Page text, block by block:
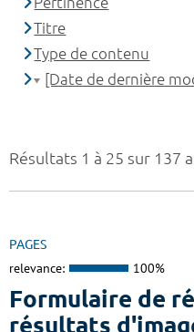
Résultats 1 à 25 sur 137
PAGES
relevance: 100%
Formulaire de
résultats
Titre
Type de contenu
[Date de dernière